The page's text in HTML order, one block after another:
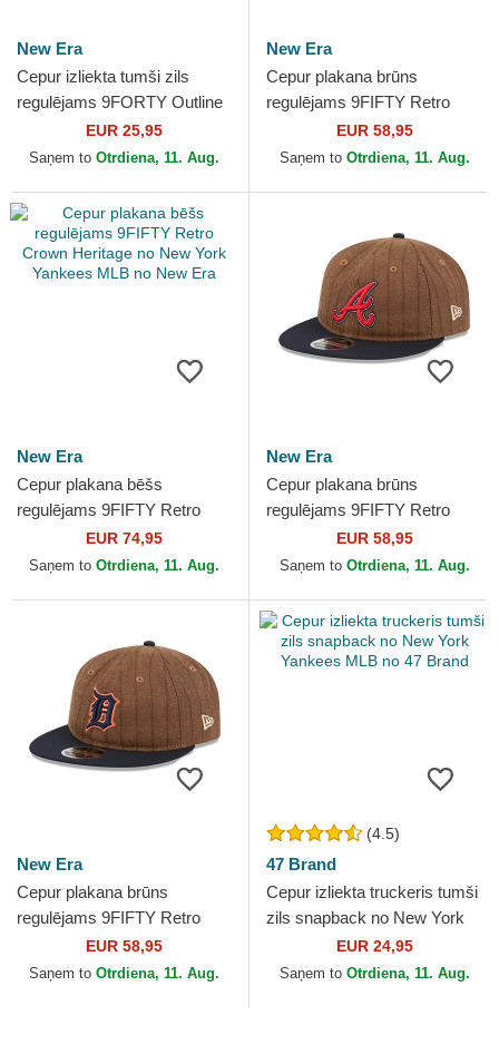
New Era
Cepur izliekta tumši zils
regulējams 9FORTY Outline
no New York Yankees MLB
no New Era
EUR 25,95
Saņem to Otrdiena, 11. Aug.
New Era
Cepur plakana brūns
regulējams 9FIFTY Retro
Crown Wool Pinstripe no
New York Yankees MLB no
EUR 58,95
Saņem to Otrdiena, 11. Aug.
New Era
Cepur plakana bēšs
regulējams 9FIFTY Retro
Crown Heritage no New York
Yankees MLB no New Era
EUR 74,95
Saņem to Otrdiena, 11. Aug.
New Era
Cepur plakana brūns
regulējams 9FIFTY Retro
Crown Wool Pinstripe no
Atlanta Braves MLB no New
EUR 58,95
Saņem to Otrdiena, 11. Aug.
New Era
Cepur plakana brūns
regulējams 9FIFTY Retro
Crown Wool Pinstripe no
Detroit Tigers MLB no New
EUR 58,95
Saņem to Otrdiena, 11. Aug.
(4.5)
47 Brand
Cepur izliekta truckeris tumši
zils snapback no New York
Yankees MLB no 47 Brand
EUR 24,95
Saņem to Otrdiena, 11. Aug.